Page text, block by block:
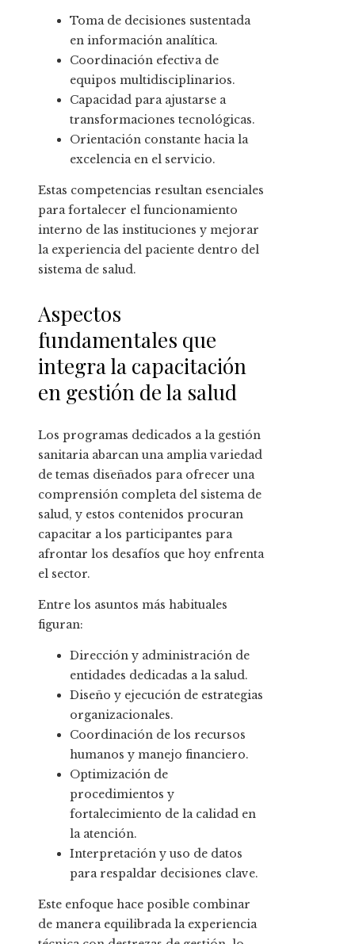
Toma de decisiones sustentada
en información analítica.
Coordinación efectiva de
equipos multidisciplinarios.
Capacidad para ajustarse a
transformaciones tecnológicas.
Orientación constante hacia la
excelencia en el servicio.
Estas competencias resultan esenciales
para fortalecer el funcionamiento
interno de las instituciones y mejorar
la experiencia del paciente dentro del
sistema de salud.
Aspectos
fundamentales que
integra la capacitación
en gestión de la salud
Los programas dedicados a la gestión
sanitaria abarcan una amplia variedad
de temas diseñados para ofrecer una
comprensión completa del sistema de
salud, y estos contenidos procuran
capacitar a los participantes para
afrontar los desafíos que hoy enfrenta
el sector.
Entre los asuntos más habituales
figuran:
Dirección y administración de
entidades dedicadas a la salud.
Diseño y ejecución de estrategias
organizacionales.
Coordinación de los recursos
humanos y manejo financiero.
Optimización de
procedimientos y
fortalecimiento de la calidad en
la atención.
Interpretación y uso de datos
para respaldar decisiones clave.
Este enfoque hace posible combinar
de manera equilibrada la experiencia